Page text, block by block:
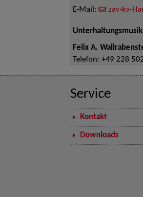
E-Mail:
zav-kv-
Felix A.
Telefon: +49 228
Service
Kontakt
Downloads